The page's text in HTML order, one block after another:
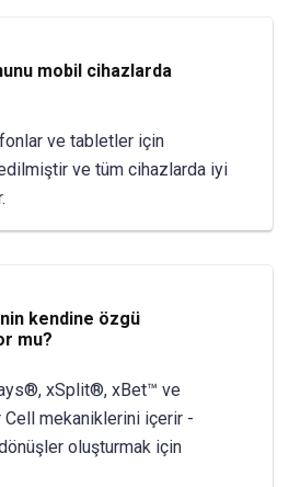
mobil cihazlarda
ve tabletler için
ve tüm cihazlarda iyi
kendine özgü
mu?
xSplit®, xBet™ ve
Cell mekaniklerini içerir -
oluşturmak için